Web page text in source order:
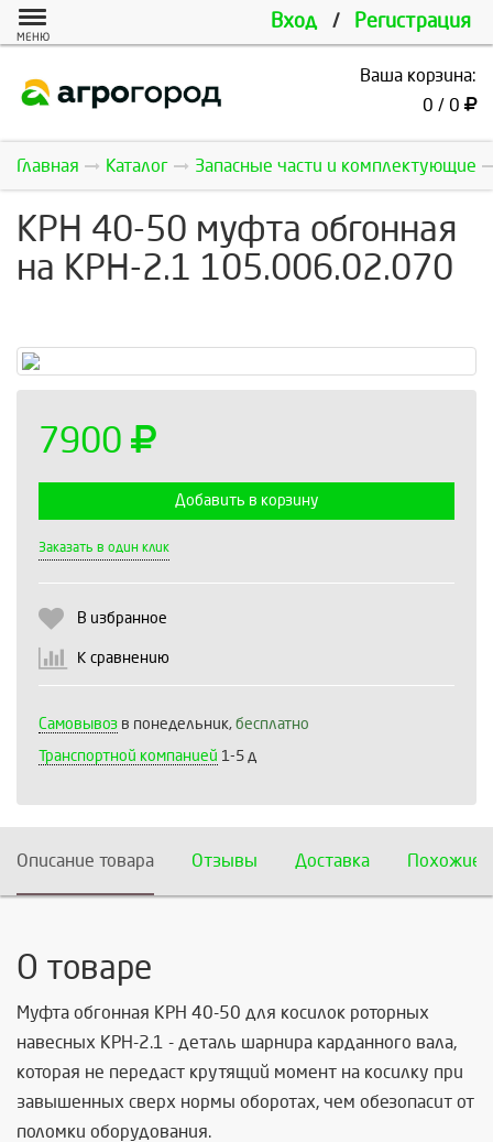
Вход / Регистрация
МЕНЮ
Ваша корзина:
0 / 0
Главная Каталог Запасные части и комплектующие
КРН 40-50 муфта обгонная
на КРН-2.1 105.006.02.070
7900
Добавить в корзину
Заказать в один клик
В избранное
К сравнению
Самовывоз в понедельник, бесплатно
Транспортной компанией 1-5 д
Описание товара Отзывы Доставка Похожие
О товаре
Муфта обгонная КРН 40-50 для косилок роторных
навесных КРН-2.1 - деталь шарнира карданного вала,
которая не передаст крутящий момент на косилку при
завышенных сверх нормы оборотах, чем обезопасит от
поломки оборудования.